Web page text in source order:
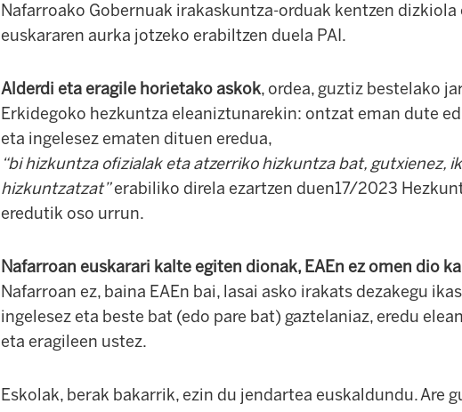
Nafarroako Gobernuak irakaskuntza-orduak kentzen
euskararen aurka jotzeko erabiltzen duela PAI.
Alderdi eta eragile horietako askok, ordea, guztiz bestelako
Erkidegoko hezkuntza eleaniztunarekin: ontzat eman dute
eta ingelesez ematen dituen eredua,
“bi hizkuntza ofizialak eta atzerriko hizkuntza bat, gutxienez,
hizkuntzatzat”erabiliko direla ezartzen duen17/2023
eredutik oso urrun.
Nafarroan euskarari kalte egiten dionak, EAEn ez omen dio
Nafarroan ez, baina EAEn bai, lasai asko irakats dezakegu
ingelesez eta beste bat (edo pare bat) gaztelaniaz, eredu
eta eragileen ustez.
Eskolak, berak bakarrik, ezin du jendartea euskaldundu. Are